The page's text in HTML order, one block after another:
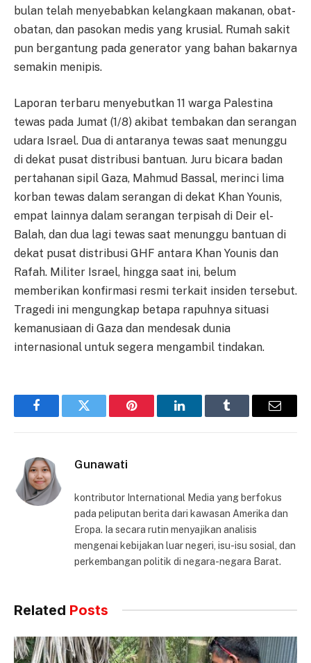
bulan telah menyebabkan kelangkaan makanan, obat-
obatan, dan pasokan medis yang krusial. Rumah sakit
pun bergantung pada generator yang bahan bakarnya
semakin menipis.
Laporan terbaru menyebutkan 11 warga Palestina
tewas pada Jumat (1/8) akibat tembakan dan serangan
udara Israel. Dua di antaranya tewas saat menunggu
di dekat pusat distribusi bantuan. Juru bicara badan
pertahanan sipil Gaza, Mahmud Bassal, merinci lima
korban tewas dalam serangan di dekat Khan Younis,
empat lainnya dalam serangan terpisah di Deir el-
Balah, dan dua lagi tewas saat menunggu bantuan di
dekat pusat distribusi GHF antara Khan Younis dan
Rafah. Militer Israel, hingga saat ini, belum
memberikan konfirmasi resmi terkait insiden tersebut.
Tragedi ini mengungkap betapa rapuhnya situasi
kemanusiaan di Gaza dan mendesak dunia
internasional untuk segera mengambil tindakan.
FacebookTwitter Pinterest LinkedInTumblr Email
Gunawati
kontributor International Media yang berfokus
pada peliputan berita dari kawasan Amerika dan
Eropa. Ia secara rutin menyajikan analisis
mengenai kebijakan luar negeri, isu-isu sosial, dan
perkembangan politik di negara-negara Barat.
Related Posts